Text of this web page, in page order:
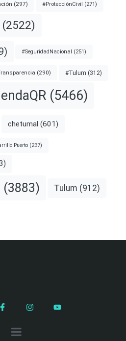
(297) #ProtecciónCivil (271)
(2522)
#SeguridadNacional (251)
(290) #Tulum (312)
(5466)
chetumal (601)
Puerto (237)
(3883) Tulum (912)